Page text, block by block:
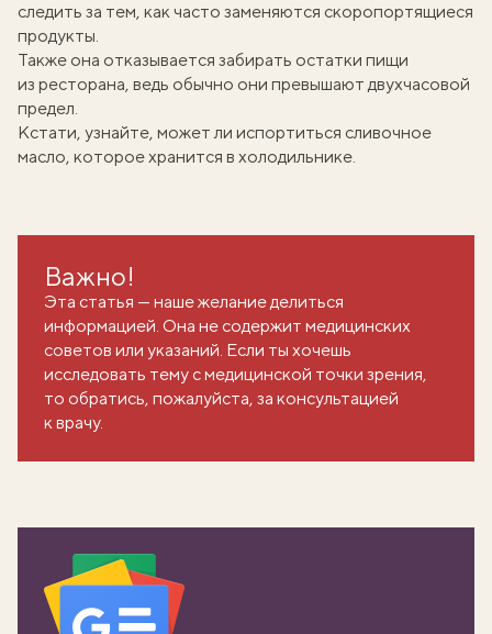
следить за тем, как часто заменяются скоропортящиеся
продукты.
Также она отказывается забирать остатки пищи
из ресторана, ведь обычно они превышают двухчасовой
предел.
Кстати, узнайте, может ли испортиться сливочное
масло, которое хранится в холодильнике.
Важно!
Эта статья — наше желание делиться
информацией. Она не содержит медицинских
советов или указаний. Если ты хочешь
исследовать тему с медицинской точки зрения,
то обратись, пожалуйста, за консультацией
к врачу.